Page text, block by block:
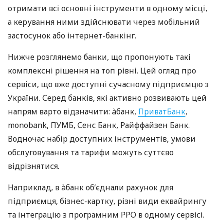
отримати всі основні інструменти в одному місці,
а керування ними здійснювати через мобільний
застосунок або інтернет-банкінг.
Нижче розглянемо банки, що пропонують такі
комплексні рішення на топ рівні. Цей огляд про
сервіси, що вже доступні сучасному підприємцю з
України. Серед банків, які активно розвивають цей
напрям варто відзначити: àбанк, ПриватБанк,
monobank, ПУМБ, Сенс Банк, Райффайзен Банк.
Водночас набір доступних інструментів, умови
обслуговування та тарифи можуть суттєво
відрізнятися.
Наприклад, в àбанк об’єднали рахунок для
підприємця, бізнес-картку, різні види еквайрингу
та інтеграцію з програмним РРО в одному сервісі.